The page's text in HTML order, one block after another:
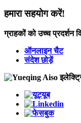
हमारा सहयोग करें!
ग्राहकों को उच्च प्रदर्शन
ऑनलाइन चैट
संदेश छोड़ें